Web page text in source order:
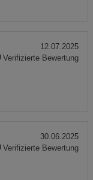
12.07.2025
Verifizierte Bewertung
30.06.2025
Verifizierte Bewertung